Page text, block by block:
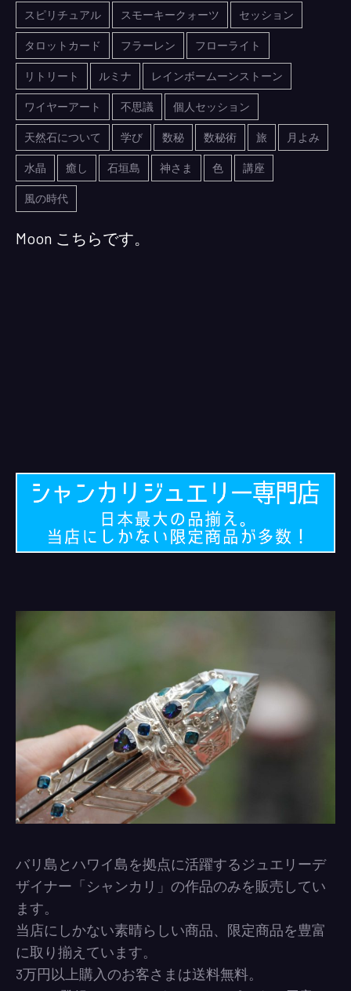
スピリチュアル スモーキークォーツ セッション
タロットカード フラーレン フローライト
リトリート ルミナ レインボームーンストーン
ワイヤーアート 不思議 個人セッション
天然石について 学び 数秘 数秘術 旅 月よみ
水晶 癒し 石垣島 神さま 色 講座
風の時代
Moon こちらです。
バリ島とハワイ島を拠点に活躍するジュエリーデ
ザイナー「シャンカリ」の作品のみを販売してい
ます。
当店にしかない素晴らしい商品、限定商品を豊富
に取り揃えています。
3万円以上購入のお客さまは送料無料。